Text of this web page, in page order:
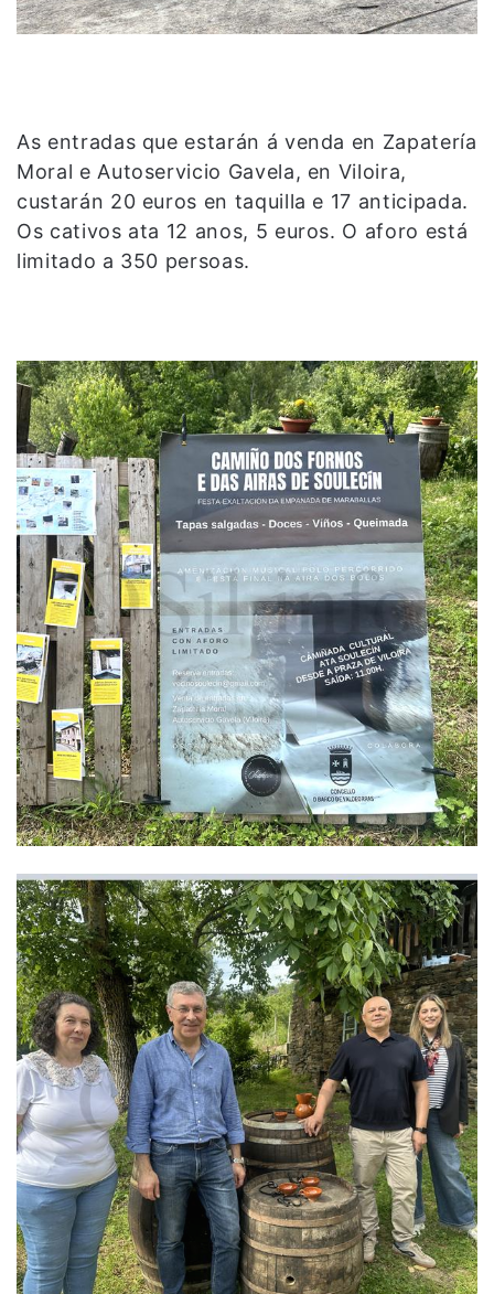
As entradas que estarán á venda en Zapatería
Moral e Autoservicio Gavela, en Viloira,
custarán 20 euros en taquilla e 17 anticipada.
Os cativos ata 12 anos, 5 euros. O aforo está
limitado a 350 persoas.